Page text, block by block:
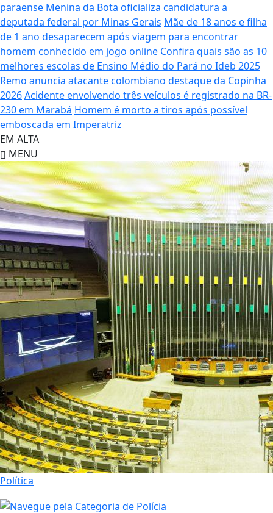
paraense Menina da Bota oficializa candidatura a
deputada federal por Minas Gerais Mãe de 18 anos e filha
de 1 ano desaparecem após viagem para encontrar
homem conhecido em jogo online Confira quais são as 10
melhores escolas de Ensino Médio do Pará no Ideb 2025
Remo anuncia atacante colombiano destaque da Copinha
2026Acidente envolvendo três veículos é registrado na BR-
230 em Marabá Homem é morto a tiros após possível
emboscada em Imperatriz
EM ALTA
MENU
Política